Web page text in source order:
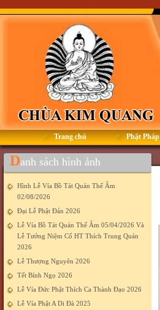
Trang chủ Phật Pháp
Danh sách hình ảnh
Hình Lễ Vía Bồ Tát Quán Thế Âm
02/08/2026
Đại Lễ Phật Đản 2026
Lễ Vía Bồ Tát Quán Thế Âm 05/04/2026 Và
Lễ Tưởng Niệm Cố HT Thích Trung Quán
2026
Lễ Thượng Nguyên 2026
Tết Bính Ngọ 2026
Lễ Vía Đức Phật Thích Ca Thành Đạo 2026
Lễ Vía Phật A Di Đà 2025